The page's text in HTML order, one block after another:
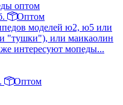
оптом
Оптом
моделей ю2, ю5 или
"тушки"), или маикаолин
интересуют мопеды...
Оптом